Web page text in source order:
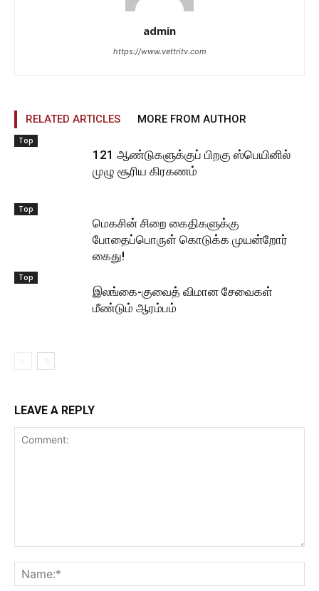
admin
https://www.vettritv.com
RELATED ARTICLES MORE FROM AUTHOR
Top
121 ஆண்டுகளுக்குப் பிறகு ஸ்பெயினில்
முழு சூரிய கிரகணம்
Top
மெகசின் சிறை கைதிகளுக்கு
போதைப்பொருள் கொடுக்க முயன்றோர்
கைது!
Top
இலங்கை-குவைத் விமான சேவைகள்
மீண்டும் ஆரம்பம்
LEAVE A REPLY